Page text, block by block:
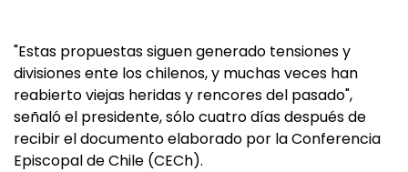
"Estas propuestas siguen generado tensiones y
divisiones ente los chilenos, y muchas veces han
reabierto viejas heridas y rencores del pasado",
señaló el presidente, sólo cuatro días después de
recibir el documento elaborado por la Conferencia
Episcopal de Chile (CECh).